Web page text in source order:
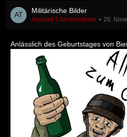
Militärische Bilder
Abelard T.Johannisbeer 26.
Anlässlich des Geburtstages von